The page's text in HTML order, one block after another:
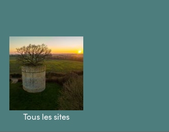
Tous les sites